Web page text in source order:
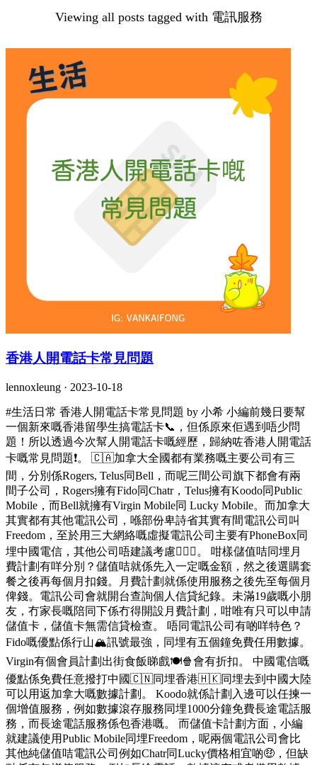
Viewing all posts tagged with 電訊服務
香港人開電話卡常見問題
lennoxleung · 2023-10-18
#生活日常 香港人開電話卡常見問題 by 小希 小編前幾日要幫
一個新來嘅香港留學生搞電話卡📞，但係原來佢遇到唔少問
題！所以透過今次幫人開電話卡嘅經歷，歸納咗香港人開電話
卡嘅常見問題❗️。 🇨🇦加拿大全國都有業務嘅主要公司有三
間，分別係Rogers, Telus同Bell，而呢三間公司旗下都會有兩
間子公司，Rogers擁有Fido同Chatr，Telus擁有Koodo同Public
Mobile，而Bell就擁有Virgin Mobile同 Lucky Mobile。而加拿大
其實都有其他電訊公司，喺部份卑詩省其實有間電訊公司叫
Freedom，至於用三大網絡嘅虛擬電訊公司主要有PhoneBox同
埋中國電信，其他公司唔建議考慮🙅🏻‍♂️。 咁樣儲值咭同埋月
費計劃有咩分別？儲值咭就係先入一定嘅金額，然之後選購套
餐之後再每個月扣錢。月費計劃就係使用服務之後先至每個月
俾錢。電訊公司會就開台查詢個人信貸紀錄。未滿19歲嘅小朋
友，冇家長嘅陪同下係冇得開設月費計劃，咁唯有只可以申請
儲值卡，儲值卡無需信貸檢查。 唔同電訊公司有啲咩特色？
Fido嘅優點係行山🏔️訊號最強，同埋有五個鐘免費任用數據。
Virgin有個會員計劃出街食飯睇戲🍽️🍿會有折扣。 中國電信嘅
優點係免費任意撥打中國🇨🇳同埋香港🇭🇰同埋去到中國大陸
可以用返加拿大嘅數據計劃。 Koodo就係計劃入邊可以任揀一
個增值服務，例如數據滾存服務同埋1000分鐘免費長途電話服
務，而長途電話服務係包香港嘅。 而儲值卡計劃方面，小編
就建議使用Public Mobile同埋Freedom，呢兩個電訊公司會比
其他純儲值咭電訊公司例如Chatr同Lucky價格相宜啲🤑，但缺